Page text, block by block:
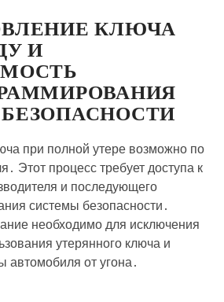
КЛЮЧА
И
при полной утере возможно по
Этот процесс требует доступа к
и последующего
системы безопасности․
необходимо для исключения
утерянного ключа и
автомобиля от угона․